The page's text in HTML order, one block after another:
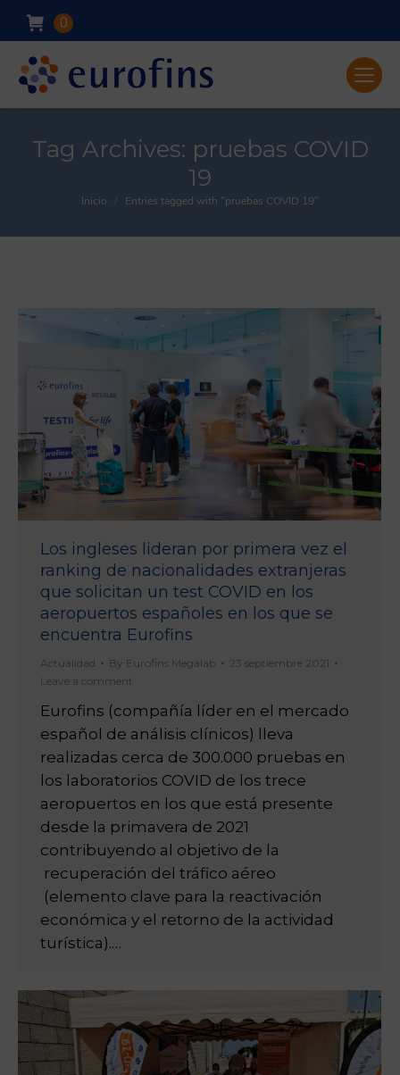
0
Tag Archives: pruebas COVID
19
You are here:
Inicio Entries tagged with "pruebas COVID 19"
Los ingleses lideran por primera vez el
ranking de nacionalidades extranjeras
que solicitan un test COVID en los
aeropuertos españoles en los que se
encuentra Eurofins
Actualidad By Eurofins Megalab
23 septiembre 2021
Leave a comment
Eurofins (compañía líder en el mercado
español de análisis clínicos) lleva
realizadas cerca de 300.000 pruebas en
los laboratorios COVID de los trece
aeropuertos en los que está presente
desde la primavera de 2021
contribuyendo al objetivo de la
recuperación del tráfico aéreo
(elemento clave para la reactivación
económica y el retorno de la actividad
turística).…